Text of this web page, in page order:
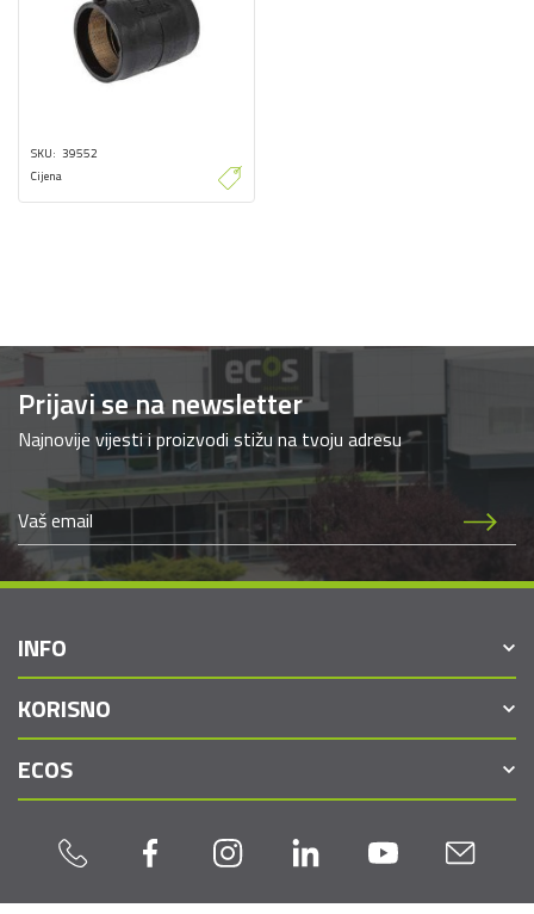
SKU 39552
Cijena
Prijavi se na newsletter
Najnovije vijesti i proizvodi stižu na tvoju adresu
INFO
KORISNO
ECOS